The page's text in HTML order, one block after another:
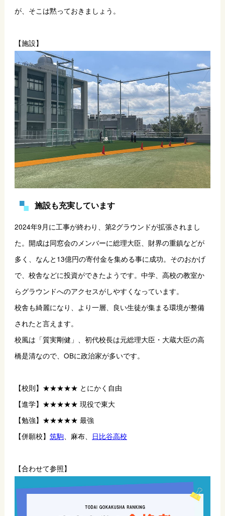
が、そこは黙っておきましょう。
【施設】
施設も充実しています
2024年9月に工事が終わり、第2グラウンドが拡張されまし
た。開成は同窓会のメンバーに総理大臣、財界の重鎮などが
多く、なんと13億円の寄付金を集める事に成功。そのおかげ
で、校舎などに投資ができたようです。中学、高校の教室か
らグラウンドへのアクセスがしやすくなっています。
校舎も綺麗になり、より一層、良い生徒が集まる環境が整備
されたと言えます。
校風は「質実剛健」、初代校長は元総理大臣・大蔵大臣の高
橋是清なので、OBに政治家が多いです。
【校則】★★★★★ とにかく自由
【進学】★★★★★ 現役で東大
【勉強】★★★★★ 最強
【併願校】 筑駒、麻布、 日比谷高校
【合わせて参照】